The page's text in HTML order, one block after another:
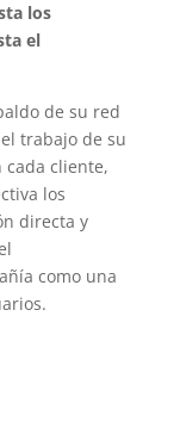
los
el
de su red
trabajo de su
cada cliente,
los
directa y
como una